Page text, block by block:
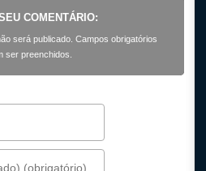
COMENTÁRIO:
será publicado. Campos obrigatórios
ser preenchidos.